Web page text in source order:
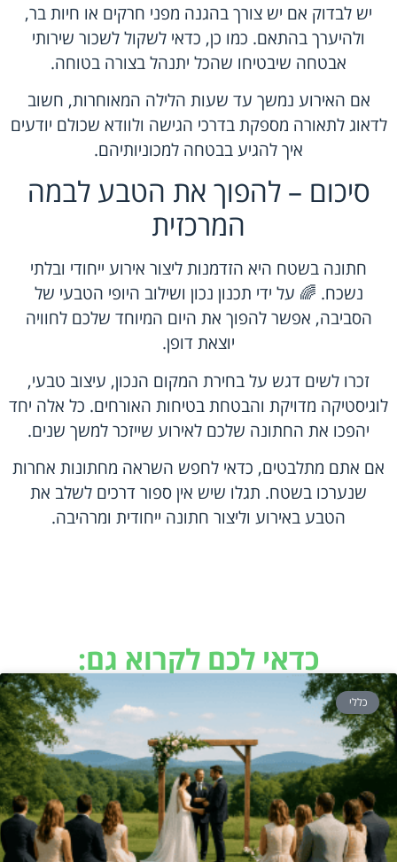
יש לבדוק אם יש צורך בהגנה מפני חרקים או חיות בר,
ולהיערך בהתאם. כמו כן, כדאי לשקול לשכור שירותי
אבטחה שיבטיחו שהכל יתנהל בצורה בטוחה.
אם האירוע נמשך עד שעות הלילה המאוחרות, חשוב
לדאוג לתאורה מספקת בדרכי הגישה ולוודא שכולם יודעים
איך להגיע בבטחה למכוניותיהם.
סיכום – להפוך את הטבע לבמה
המרכזית
חתונה בשטח היא הזדמנות ליצור אירוע ייחודי ובלתי
נשכח. 🌈 על ידי תכנון נכון ושילוב היופי הטבעי של
הסביבה, אפשר להפוך את היום המיוחד שלכם לחוויה
יוצאת דופן.
זכרו לשים דגש על בחירת המקום הנכון, עיצוב טבעי,
לוגיסטיקה מדויקת והבטחת בטיחות האורחים. כל אלה יחד
יהפכו את החתונה שלכם לאירוע שייזכר למשך שנים.
אם אתם מתלבטים, כדאי לחפש השראה מחתונות אחרות
שנערכו בשטח. תגלו שיש אין ספור דרכים לשלב את
הטבע באירוע וליצור חתונה ייחודית ומרהיבה.
כדאי לכם לקרוא גם:
כללי